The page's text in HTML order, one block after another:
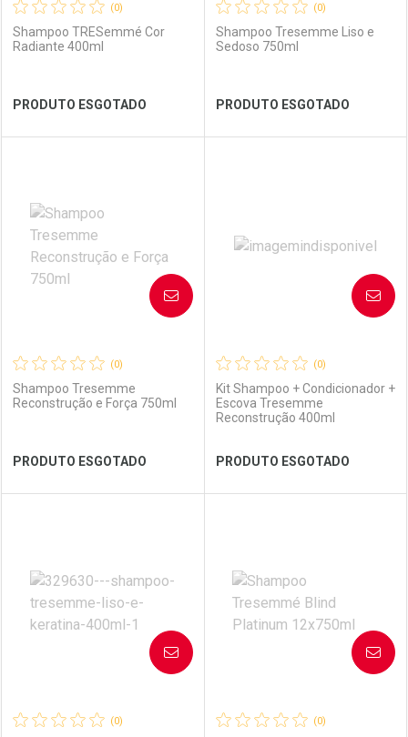
Ver Desconto Convênio Ver Desconto Convênio
(0)
Shampoo TRESemmé Cor
Radiante 400ml
PRODUTO ESGOTADO
Laboratório
Ver Desconto Convênio
Por Menos
(0)
Shampoo Tresemme Liso e
Sedoso 750ml
PRODUTO ESGOTADO
Ver Desconto Convênio
(0)
Shampoo Tresemme
Reconstrução e Força 750ml
PRODUTO ESGOTADO
AVISE-ME
Laboratório
Por Menos
(0)
Kit Shampoo + Condicionador +
Escova Tresemme
Reconstrução 400ml
PRODUTO ESGOTADO
AVISE-ME
Laboratório
Por Menos
(0)
AVISE-ME
(0)
AVISE-ME